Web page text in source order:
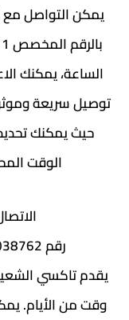
الساعة، يمكنك
توصيل سريعة
حيث يمكنك
الوقت
رقم 65038762: وسيلة التواصل المباشرة
يقدم تاكسي
وقت من الأيام.